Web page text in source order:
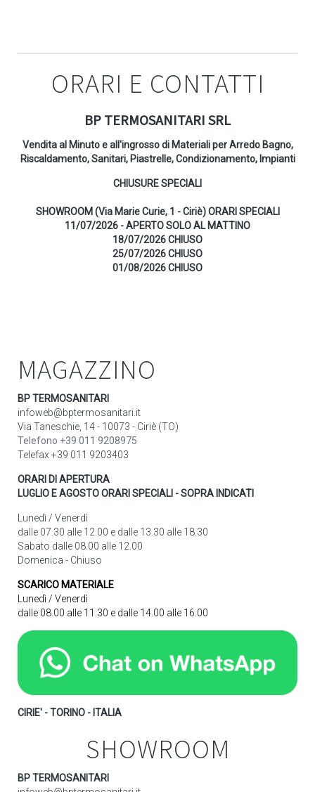
ORARI E CONTATTI
BP TERMOSANITARI SRL
Vendita al Minuto e all'ingrosso di Materiali per Arredo Bagno,
Riscaldamento, Sanitari, Piastrelle, Condizionamento, Impianti
CHIUSURE SPECIALI
SHOWROOM (Via Marie Curie, 1 - Ciriè) ORARI SPECIALI
11/07/2026 - APERTO SOLO AL MATTINO
18/07/2026 CHIUSO
25/07/2026 CHIUSO
01/08/2026 CHIUSO
MAGAZZINO
BP TERMOSANITARI
infoweb@bptermosanitari.it
Via Taneschie, 14 - 10073 - Ciriè (TO)
Telefono +39 011 9208975
Telefax +39 011 9203403
ORARI DI APERTURA
LUGLIO E AGOSTO ORARI SPECIALI - SOPRA INDICATI
Lunedì / Venerdì
dalle 07.30 alle 12.00 e dalle 13.30 alle 18.30
Sabato dalle 08.00 alle 12.00
Domenica - Chiuso
SCARICO MATERIALE
Lunedì / Venerdì
dalle 08.00 alle 11.30 e dalle 14.00 alle 16.00
CIRIE' - TORINO - ITALIA
SHOWROOM
BP TERMOSANITARI